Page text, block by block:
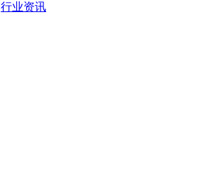
行业资讯